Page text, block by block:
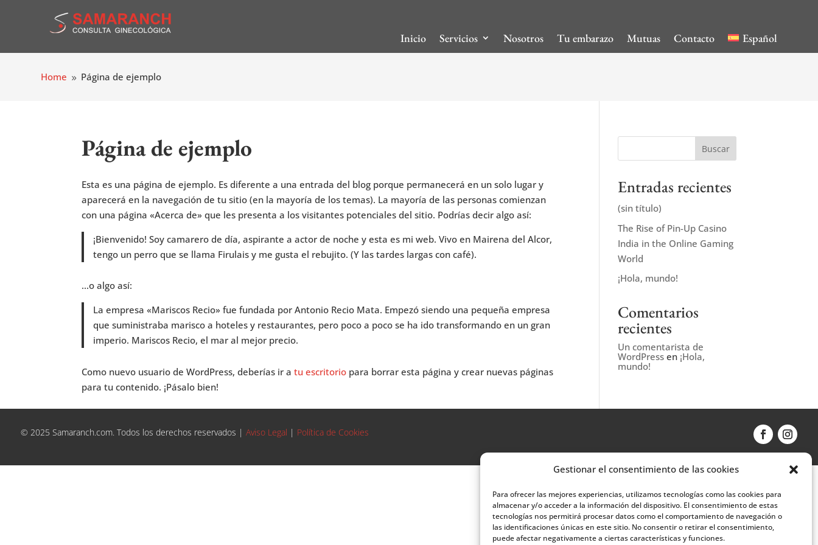
Gestionar el consentimiento de las cookies
Para ofrecer las mejores experiencias, utilizamos tecnologías como las cookies para
almacenar y/o acceder a la información del dispositivo. El consentimiento de estas
tecnologías nos permitirá procesar datos como el comportamiento de navegación o
las identificaciones únicas en este sitio. No consentir o retirar el consentimiento,
puede afectar negativamente a ciertas características y funciones.
Inicio Servicios Nosotros Tu embarazo Mutuas Contacto Español
Home 9 Página de ejemplo
Página de ejemplo
Esta es una página de ejemplo. Es diferente a una entrada del blog porque permanecerá en un solo lugar y
aparecerá en la navegación de tu sitio (en la mayoría de los temas). La mayoría de las personas comienzan
con una página «Acerca de» que les presenta a los visitantes potenciales del sitio. Podrías decir algo así:
¡Bienvenido! Soy camarero de día, aspirante a actor de noche y esta es mi web. Vivo en Mairena del Alcor,
tengo un perro que se llama Firulais y me gusta el rebujito. (Y las tardes largas con café).
…o algo así:
La empresa «Mariscos Recio» fue fundada por Antonio Recio Mata. Empezó siendo una pequeña empresa
que suministraba marisco a hoteles y restaurantes, pero poco a poco se ha ido transformando en un gran
imperio. Mariscos Recio, el mar al mejor precio.
Como nuevo usuario de WordPress, deberías ir atu escritorio para borrar esta página y crear nuevas páginas
para tu contenido. ¡Pásalo bien!
Buscar
Entradas recientes
(sin título)
The Rise of Pin-Up Casino
India in the Online Gaming
World
¡Hola, mundo!
Comentarios
recientes
Un comentarista de
WordPress en ¡Hola,
mundo!
© 2025 Samaranch.com. Todos los derechos reservados | Aviso Legal | Política de Cookies